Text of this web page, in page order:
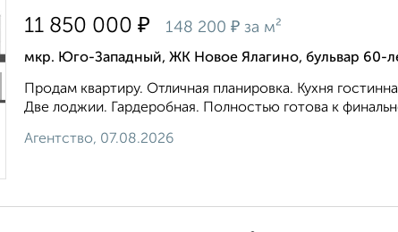
11 850 000 ₽ 148 200 ₽ за м²
мкр. Юго-Западный, ЖК Новое Ялагино, бульвар 60-
Продам квартиру. Отличная планировка. Кухня
Две лоджии. Гардеробная. Полностью готова к
Агентство, 07.08.2026